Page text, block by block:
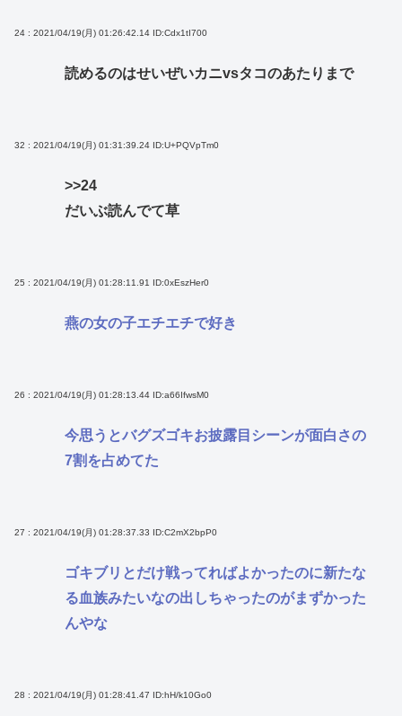
24 : 2021/04/19(月) 01:26:42.14 ID:Cdx1tI700
読めるのはせいぜいカニvsタコのあたりまで
32 : 2021/04/19(月) 01:31:39.24 ID:U+PQVpTm0
>>24
だいぶ読んでて草
25 : 2021/04/19(月) 01:28:11.91 ID:0xEszHer0
燕の女の子エチエチで好き
26 : 2021/04/19(月) 01:28:13.44 ID:a66IfwsM0
今思うとバグズゴキお披露目シーンが面白さの
7割を占めてた
27 : 2021/04/19(月) 01:28:37.33 ID:C2mX2bpP0
ゴキブリとだけ戦ってればよかったのに新たな
る血族みたいなの出しちゃったのがまずかった
んやな
28 : 2021/04/19(月) 01:28:41.47 ID:hH/k10Go0